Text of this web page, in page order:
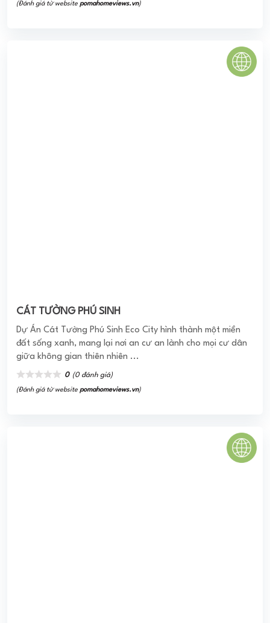
(Đánh giá từ website pomahomeviews.vn)
CÁT TƯỜNG PHÚ SINH
Dự Án Cát Tường Phú Sinh Eco City hình thành một miền
đất sống xanh, mang lại nơi an cư an lành cho mọi cư dân
giữa không gian thiên nhiên ...
0 (0 đánh giá)
(Đánh giá từ website pomahomeviews.vn)